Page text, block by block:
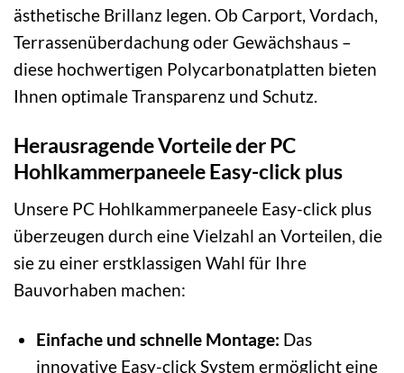
ästhetische Brillanz legen. Ob Carport, Vordach,
Terrassenüberdachung oder Gewächshaus –
diese hochwertigen Polycarbonatplatten bieten
Ihnen optimale Transparenz und Schutz.
Herausragende Vorteile der PC
Hohlkammerpaneele Easy-click plus
Unsere PC Hohlkammerpaneele Easy-click plus
überzeugen durch eine Vielzahl an Vorteilen, die
sie zu einer erstklassigen Wahl für Ihre
Bauvorhaben machen:
Einfache und schnelle Montage: Das
innovative Easy-click System ermöglicht eine